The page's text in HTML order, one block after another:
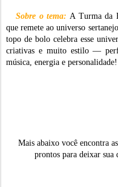
Sobre o tema: A Turma da
que remete ao universo
topo de bolo celebra esse
criativas e muito estilo —
música, energia e personalidade!
Mais abaixo você encontra as
prontos para deixar sua